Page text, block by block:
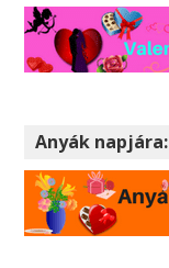
Anyák napjára: